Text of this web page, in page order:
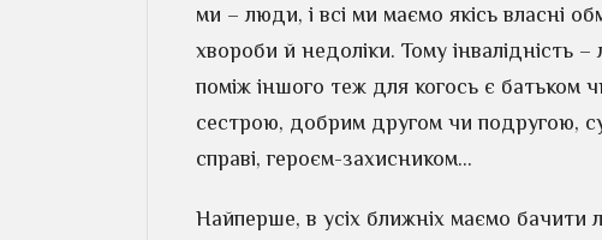
ми – люди, і всі ми маємо якісь власні
хвороби й недоліки. Тому
поміж іншого теж для когось є батьком
сестрою, добрим другом чи подругою,
справі, героєм-захисником…
Найперше, в усіх ближніх маємо бачити